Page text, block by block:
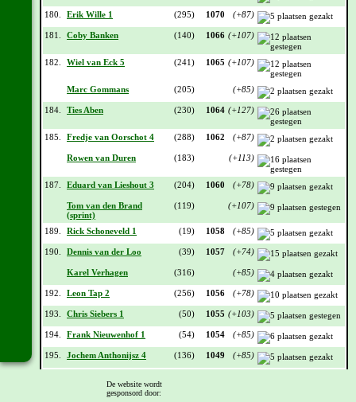
180. Erik Wille 1 (295) 1070 (+87)
181. Coby Banken (140) 1066 (+107)
182. Wiel van Eck 5 (241) 1065 (+107)
Marc Gommans (205) (+85)
184. Ties Aben (230) 1064 (+127)
185. Fredje van Oorschot 4 (288) 1062 (+87)
Rowen van Duren (183) (+113)
187. Eduard van Lieshout 3 (204) 1060 (+78)
Tom van den Brand
(sprint)
(119) (+107)
189. Rick Schoneveld 1 (19) 1058 (+85)
190. Dennis van der Loo (39) 1057 (+74)
Karel Verhagen (316) (+85)
192. Leon Tap 2 (256) 1056 (+78)
193. Chris Siebers 1 (50) 1055 (+103)
194. Frank Nieuwenhof 1 (54) 1054 (+85)
195. Jochem Anthonijsz 4 (136) 1049 (+85)
De website wordt
gesponsord door: